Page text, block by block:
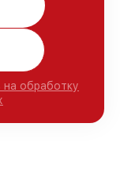
на обработку